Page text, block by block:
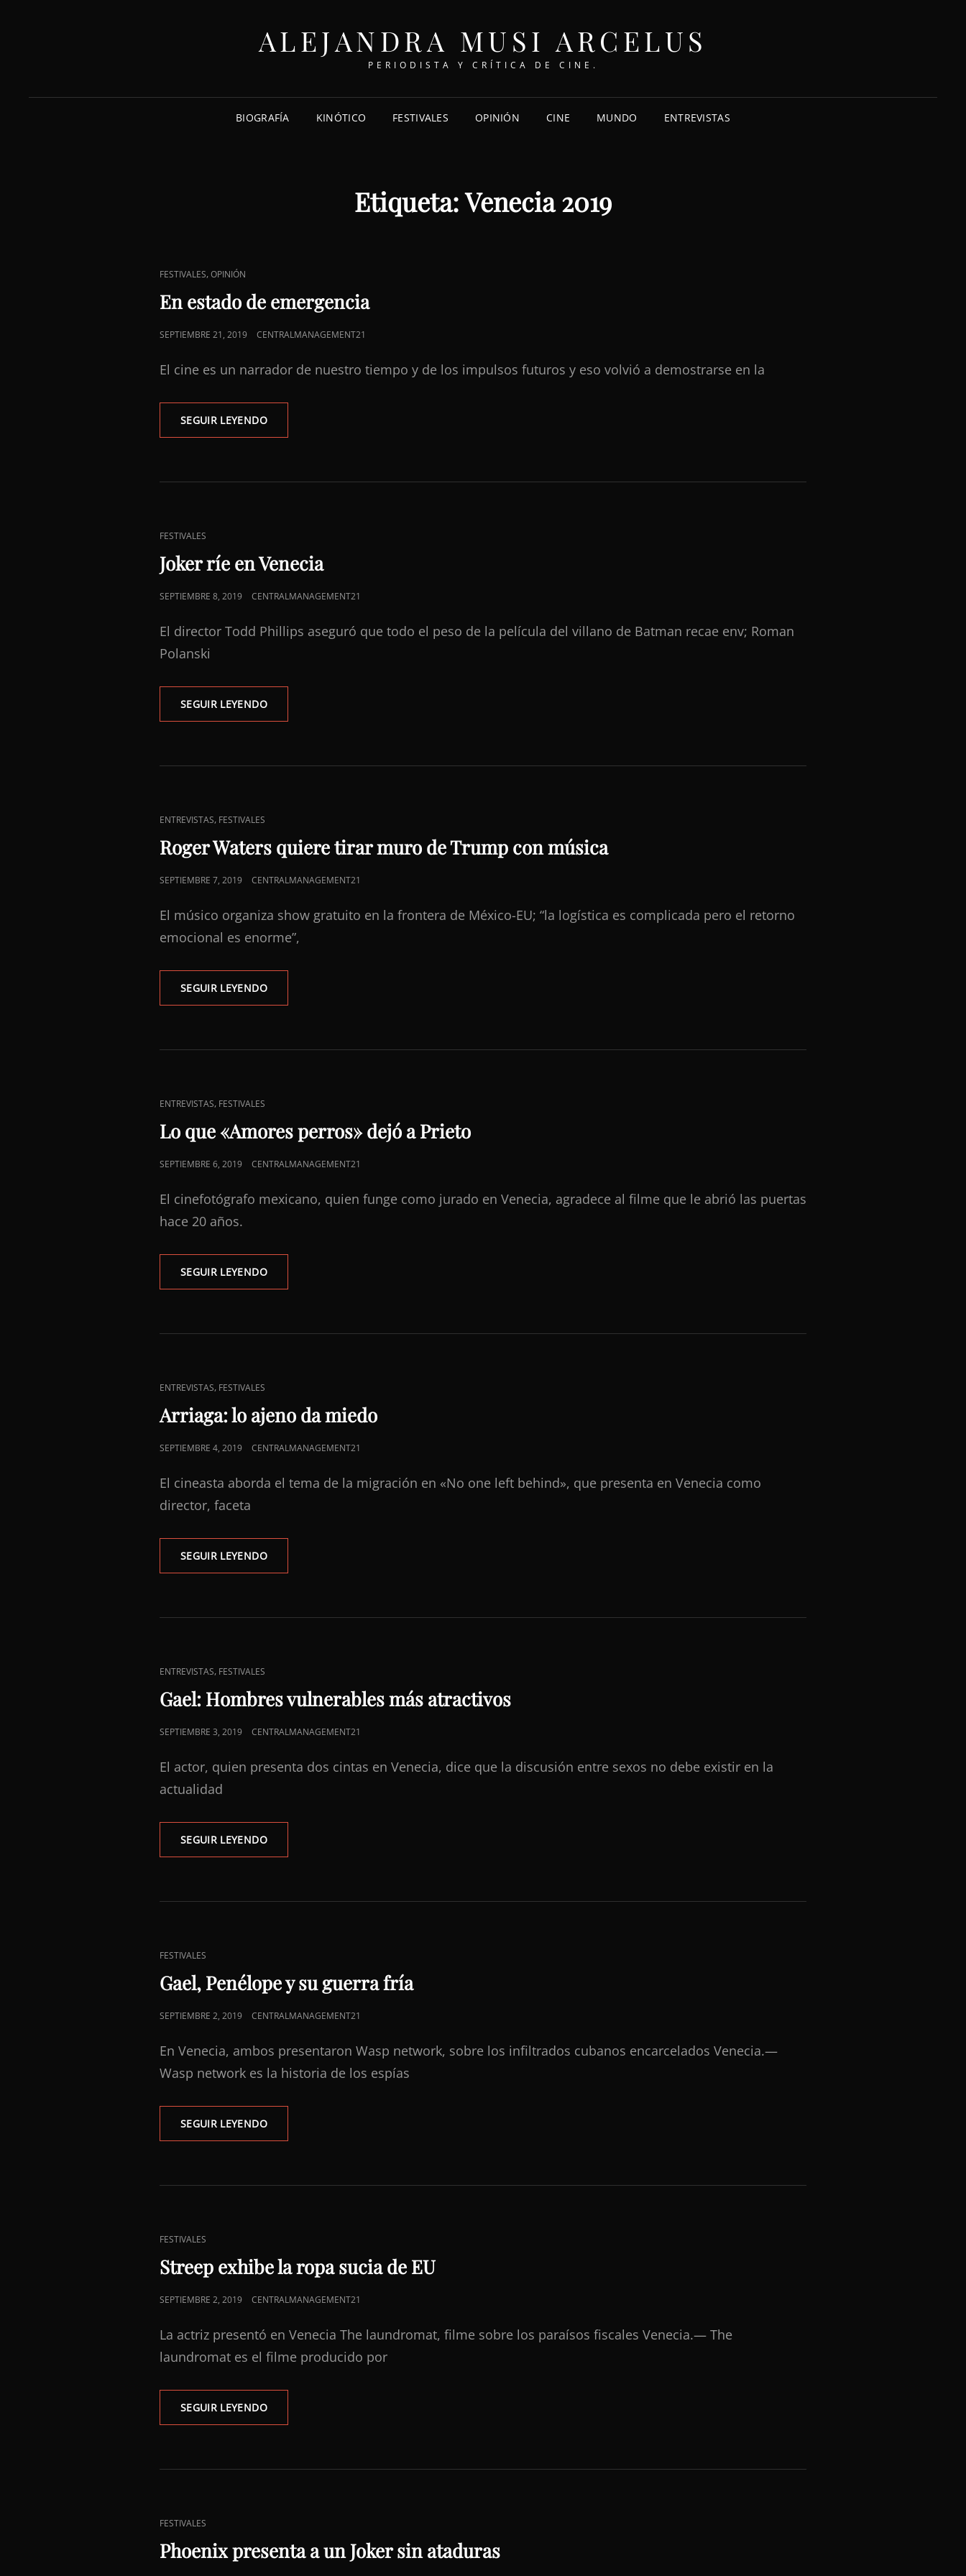
ALEJANDRA MUSI ARCELUS
PERIODISTA Y CRÍTICA DE CINE.
BIOGRAFÍA KINÓTICO FESTIVALES OPINIÓN CINE MUNDO ENTREVISTAS
Etiqueta:Venecia 2019
ENLACES
DE
CATEGORÍAS
FESTIVALES,OPINIÓN
En estado de emergencia
PUBLICADO
SEPTIEMBRE 21, 2019 CENTRALMANAGEMENT21
El cine es un narrador de nuestro tiempo y de los impulsos futuros y eso volvió a demostrarse en la
SEGUIR LEYENDOEN
ESTADO
ENLACES
DE
CATEGORÍAS
FESTIVALES
Joker ríe en Venecia
PUBLICADO
SEPTIEMBRE 8, 2019 CENTRALMANAGEMENT21
El director Todd Phillips aseguró que todo el peso de la película del villano de Batman recae env; Roman
Polanski
SEGUIR LEYENDOJOKER
RÍE
ENLACES
DE
CATEGORÍAS
ENTREVISTAS, FESTIVALES
Roger Waters quiere tirar muro de Trump con música
PUBLICADO
SEPTIEMBRE 7, 2019 CENTRALMANAGEMENT21
El músico organiza show gratuito en la frontera de México-EU; “la logística es complicada pero el retorno
emocional es enorme”,
SEGUIR LEYENDOROGER
WATERS
MURO
ENLACES
DE
CATEGORÍAS
ENTREVISTAS, FESTIVALES
Lo que «Amores perros» dejó a Prieto
PUBLICADO
SEPTIEMBRE 6, 2019 CENTRALMANAGEMENT21
El cinefotógrafo mexicano, quien funge como jurado en Venecia, agradece al filme que le abrió las puertas
hace 20 años.
SEGUIR LEYENDOLO
QUE
DEJÓ
ENLACES
DE
CATEGORÍAS
ENTREVISTAS, FESTIVALES
Arriaga: lo ajeno da miedo
PUBLICADO
SEPTIEMBRE 4, 2019 CENTRALMANAGEMENT21
El cineasta aborda el tema de la migración en «No one left behind», que presenta en Venecia como
director, faceta
SEGUIR LEYENDOARRIAGA:
LO
MIEDO
ENLACES
DE
CATEGORÍAS
ENTREVISTAS, FESTIVALES
Gael: Hombres vulnerables más atractivos
PUBLICADO
SEPTIEMBRE 3, 2019 CENTRALMANAGEMENT21
El actor, quien presenta dos cintas en Venecia, dice que la discusión entre sexos no debe existir en la
actualidad
SEGUIR LEYENDOGAEL:
HOMBRES
ATRACTIVOS
ENLACES
DE
CATEGORÍAS
FESTIVALES
Gael, Penélope y su guerra fría
PUBLICADO
SEPTIEMBRE 2, 2019 CENTRALMANAGEMENT21
En Venecia, ambos presentaron Wasp network, sobre los infiltrados cubanos encarcelados Venecia.—
Wasp network es la historia de los espías
SEGUIR LEYENDOGAEL,
PENÉLOPE
GUERRA
ENLACES
DE
CATEGORÍAS
FESTIVALES
Streep exhibe la ropa sucia de EU
PUBLICADO
SEPTIEMBRE 2, 2019 CENTRALMANAGEMENT21
La actriz presentó en Venecia The laundromat, filme sobre los paraísos fiscales Venecia.— The
laundromat es el filme producido por
SEGUIR LEYENDOSTREEP
EXHIBE
SUCIA
ENLACES
DE
CATEGORÍAS
FESTIVALES
Phoenix presenta a un Joker sin ataduras